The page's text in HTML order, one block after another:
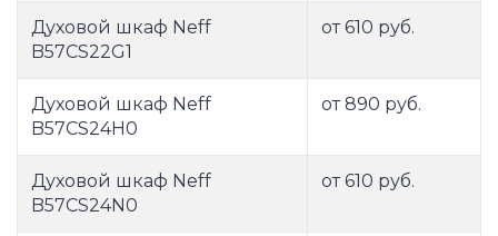
Духовой шкаф Neff
B57CS22G1
от 610 руб.
Духовой шкаф Neff
B57CS24H0
от 890 руб.
Духовой шкаф Neff
B57CS24N0
от 610 руб.